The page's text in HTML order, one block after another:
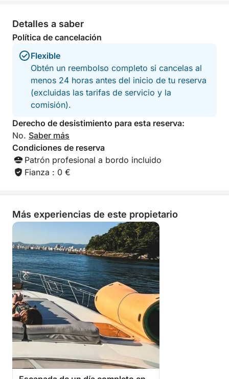
del ajetreo de la ciudad, aunque solo sea por unas
horas. Hay espacio para relajarse, darse un
inolvidables de Río desde una perspectiva única.
Detalles a saber
Política de cancelación
Flexible
Obtén un reembolso completo si cancelas al
menos 24 horas antes del inicio de tu reserva
(excluidas las tarifas de servicio y la
comisión).
Derecho de desistimiento para esta reserva:
No. Saber más
Condiciones de reserva
Patrón profesional a bordo incluido
Fianza : 0 €
Más experiencias de este propietario